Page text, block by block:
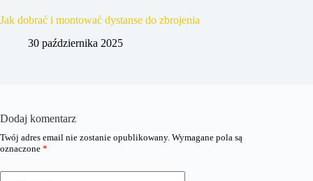
Jak dobrać i montować dystanse do zbrojenia
30 października 2025
Dodaj komentarz
Twój adres email nie zostanie opublikowany. Wymagane pola są
oznaczone *